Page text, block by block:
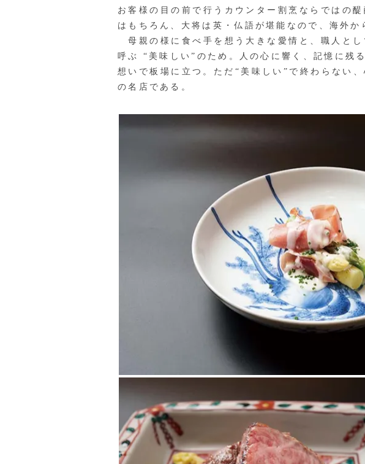
お客様の目の前で行うカウンター割烹ならではの
はもちろん、大将は英・仏語が堪能なので、海外
母親の様に食べ手を想う大きな愛情と、職人と
呼ぶ “美味しい”のため。人の心に響く、記憶に残
想いで板場に立つ。ただ“美味しい”で終わらない
の名店である。